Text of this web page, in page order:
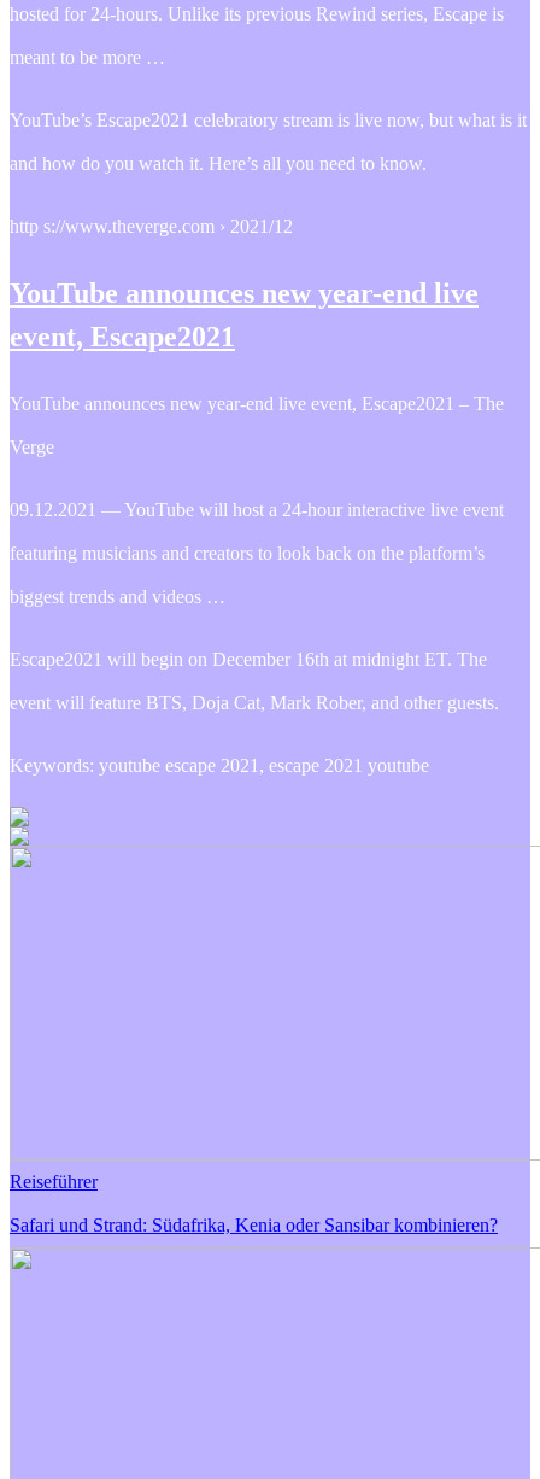
hosted for 24-hours. Unlike its previous Rewind series, Escape is
meant to be more …
YouTube’s Escape2021 celebratory stream is live now, but what is it
and how do you watch it. Here’s all you need to know.
http s://www.theverge.com › 2021/12
YouTube announces new year-end live
event, Escape2021
YouTube announces new year-end live event, Escape2021 – The
Verge
09.12.2021 — YouTube will host a 24-hour interactive live event
featuring musicians and creators to look back on the platform’s
biggest trends and videos …
Escape2021 will begin on December 16th at midnight ET. The
event will feature BTS, Doja Cat, Mark Rober, and other guests.
Keywords: youtube escape 2021, escape 2021 youtube
Reiseführer
Safari und Strand: Südafrika, Kenia oder Sansibar kombinieren?